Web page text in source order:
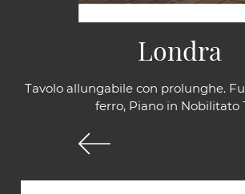
Tavolo allungabile con prolunghe.
ferro, Piano in Nobilitato
Londra